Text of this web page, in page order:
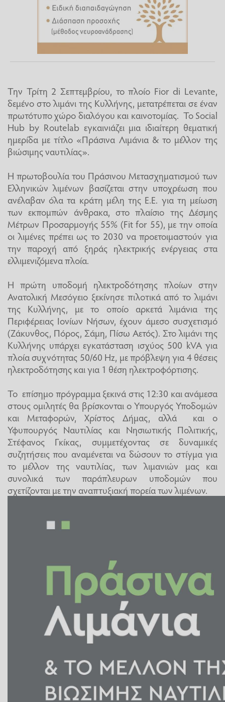
Την Τρίτη 2 Σεπτεμβρίου, το πλοίο Fior di Levante,
δεμένο στο λιμάνι της Κυλλήνης, μετατρέπεται σε έναν
πρωτότυπο χώρο διαλόγου και καινοτομίας. Το Social
Hub by Routelab εγκαινιάζει μια ιδιαίτερη θεματική
ημερίδα με τίτλο «Πράσινα Λιμάνια & το μέλλον της
βιώσιμης ναυτιλίας».
Η πρωτοβουλία του Πράσινου Μετασχηματισμού των
Ελληνικών λιμένων βασίζεται στην υποχρέωση που
ανέλαβαν όλα τα κράτη μέλη της Ε.Ε. για τη μείωση
των εκπομπών άνθρακα, στο πλαίσιο της Δέσμης
Μέτρων Προσαρμογής 55% (Fit for 55), με την οποία
οι λιμένες πρέπει ως το 2030 να προετοιμαστούν για
την παροχή από ξηράς ηλεκτρικής ενέργειας στα
ελλιμενιζόμενα πλοία.
Η πρώτη υποδομή ηλεκτροδότησης πλοίων στην
Ανατολική Μεσόγειο ξεκίνησε πιλοτικά από το λιμάνι
της Κυλλήνης, με το οποίο αρκετά λιμάνια της
Περιφέρειας Ιονίων Νήσων, έχουν άμεσο συσχετισμό
(Ζάκυνθος, Πόρος, Σάμη, Πίσω Αετός). Στο λιμάνι της
Κυλλήνης υπάρχει εγκατάσταση ισχύος 500 kVA για
πλοία συχνότητας 50/60 Hz, με πρόβλεψη για 4 θέσεις
ηλεκτροδότησης και για 1 θέση ηλεκτροφόρτισης.
Το επίσημο πρόγραμμα ξεκινά στις 12:30 και ανάμεσα
στους ομιλητές θα βρίσκονται ο Υπουργός Υποδομών
και Μεταφορών, Χρίστος Δήμας, αλλά και ο
Υφυπουργός Ναυτιλίας και Νησιωτικής Πολιτικής,
Στέφανος Γκίκας, συμμετέχοντας σε δυναμικές
συζητήσεις που αναμένεται να δώσουν το στίγμα για
το μέλλον της ναυτιλίας, των λιμανιών μας και
συνολικά των παράπλευρων υποδομών που
σχετίζονται με την αναπτυξιακή πορεία των λιμένων.